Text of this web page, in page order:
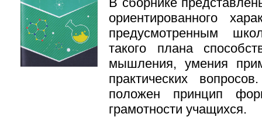
ориентированного
предусмотренным
такого плана
мышления, умения
практических
положен принцип
грамотности учащихся.